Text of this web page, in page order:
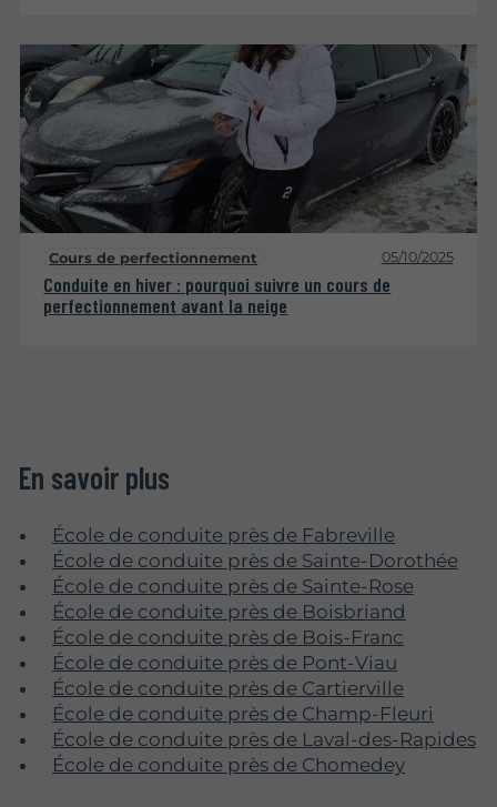
Cours de perfectionnement 05/10/2025
Conduite en hiver : pourquoi suivre un cours de
perfectionnement avant la neige
En savoir plus
École de conduite près de Fabreville
École de conduite près de Sainte-Dorothée
École de conduite près de Sainte-Rose
École de conduite près de Boisbriand
École de conduite près de Bois-Franc
École de conduite près de Pont-Viau
École de conduite près de Cartierville
École de conduite près de Champ-Fleuri
École de conduite près de Laval-des-Rapides
École de conduite près de Chomedey